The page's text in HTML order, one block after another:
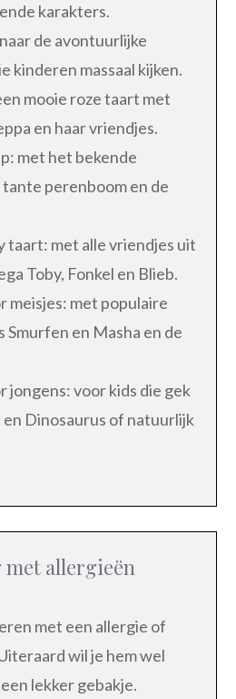
karakters.
de avontuurlijke
kinderen massaal kijken.
mooie roze taart met
en haar vriendjes.
met het bekende
perenboom en de
taart: met alle vriendjes uit
Toby, Fonkel en Blieb.
meisjes: met populaire
Smurfen en Masha en de
jongens: voor kids die gek
en Dinosaurus of natuurlijk
allergieën
met een allergie of
wil je hem wel
lekker gebakje.